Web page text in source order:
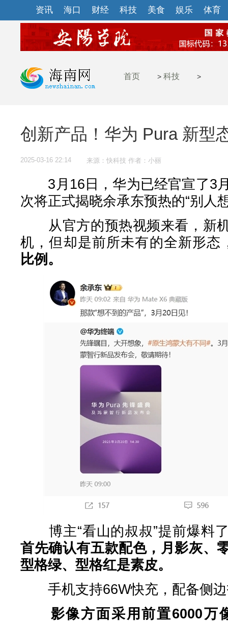
资讯 海口 财经 科技 美食 娱乐 体育
首页 > 科技 >
创新产品！华为 Pura 新型
2025-03-16 22:14 来源：快科技 作者：小丽
3月16日，华为已经官宣了3
次将正式揭晓余承东预热的“别人
从官方的预热视频来看，新
机，但却是前所未有的全新形态
比例。
博主“看山的叔叔”提前爆料
首先确认有五款配色，月影灰、
型格绿、型格红是素皮。
手机支持66W快充，配备侧边
影像方面采用前置6000万